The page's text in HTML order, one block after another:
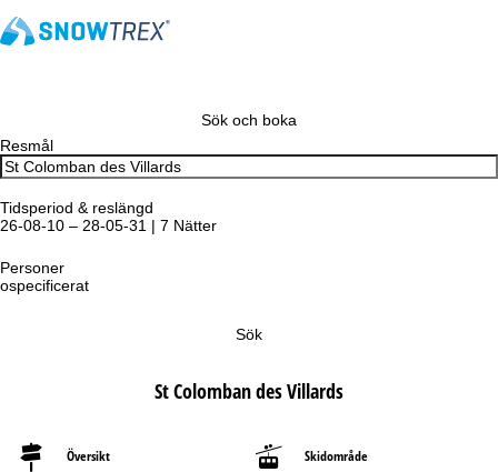
Sök och boka
Resmål
Tidsperiod & reslängd
26-08-10 – 28-05-31 | 7 Nätter
Personer
ospecificerat
Sök
St Colomban des Villards
Översikt Skidområde